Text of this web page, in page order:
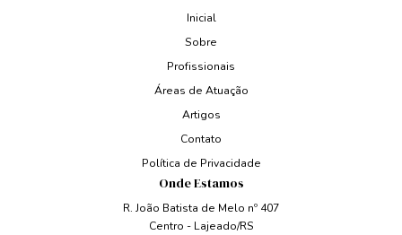
Inicial
Sobre
Profissionais
Áreas de Atuação
Artigos
Contato
Política de Privacidade
Onde Estamos
R. João Batista de Melo nº 407
Centro - Lajeado/RS